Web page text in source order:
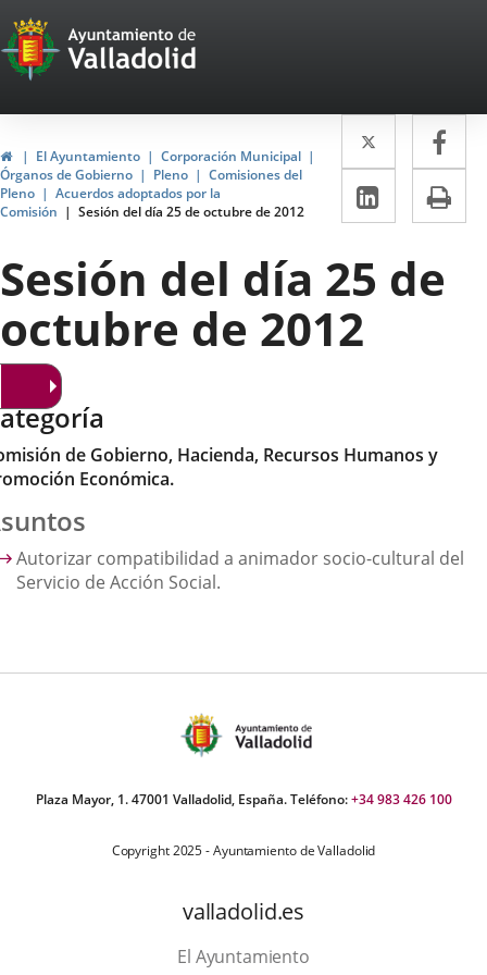
Portal
Web
del
Ayuntamiento
de
Valladolid
InicioEl Ayuntamiento
Corporación Municipal
Órganos de Gobierno
Pleno
Comisiones del
Pleno
Acuerdos adoptados por la
Comisión
Sesión del día 25 de octubre de 2012
Twitter
Enlace
a
una
externa.
a
LinkedIn
Enlace
a
una
Sesión del día 25 de
octubre de 2012
de Gobierno, Hacienda, Recursos Humanos y
Económica.
Autorizar compatibilidad a animador socio-cultural del
Servicio de Acción Social.
Plaza Mayor, 1. 47001 Valladolid, España. Teléfono:+34 983 426 100
Copyright 2025 - Ayuntamiento de Valladolid
valladolid.es
El Ayuntamiento